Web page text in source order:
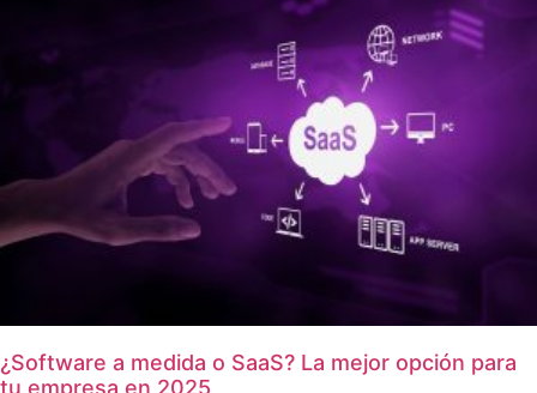
¿Software a medida o SaaS? La mejor opción para